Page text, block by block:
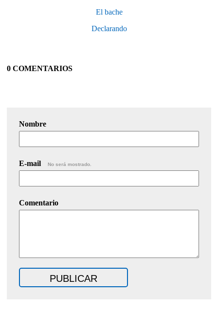
El bache
Declarando
0 COMENTARIOS
Nombre
E-mail No será mostrado.
Comentario